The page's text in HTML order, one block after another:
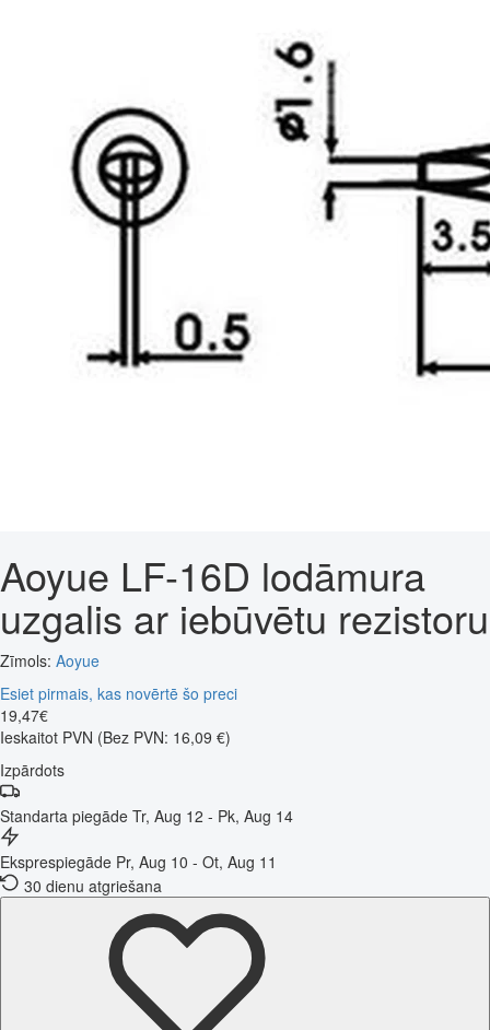
Aoyue LF-16D lodāmura
uzgalis ar iebūvētu rezistoru
Zīmols: Aoyue
Esiet pirmais, kas novērtē šo preci
19,47€
Ieskaitot PVN (Bez PVN: 16,09 €)
Izpārdots
Standarta piegāde Tr, Aug 12 - Pk, Aug 14
Eksprespiegāde Pr, Aug 10 - Ot, Aug 11
30 dienu atgriešana